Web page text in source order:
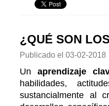
¿QUÉ SON
Publicado el 03-02-2018
Un aprendizaje
habilidades,
sustancialmente al